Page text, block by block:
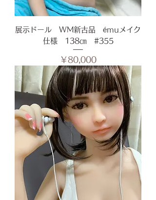
展示ドール WM新古品 émuメイク
仕様 138㎝ #355
価格
￥80,000